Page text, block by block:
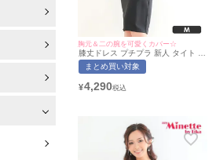
胸元＆二の腕を可愛くカバー☆
膝丈ドレス プチプラ 新人 タイト 半
袖 ドット柄 低身長 リボン Vネック
バイカラー 白 キャバドレス (あおぽ
マイミネット
まとめ買い対象
¥4,290